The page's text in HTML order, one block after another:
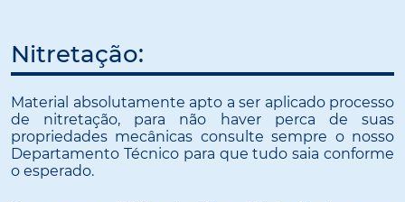
Nitretação:
Material absolutamente apto a ser aplicado processo
de nitretação, para não haver perca de suas
propriedades mecânicas consulte sempre o nosso
Departamento Técnico para que tudo saia conforme
o esperado.